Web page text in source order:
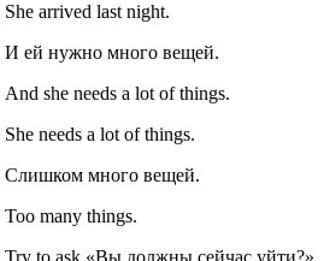
She arrived last night.
И ей нужно много вещей.
And she needs a lot of things.
She needs a lot of things.
Слишком много вещей.
Too many things.